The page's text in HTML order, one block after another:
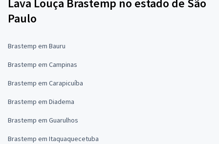
Lava Louça Brastemp no estado de São
Paulo
Brastemp em Bauru
Brastemp em Campinas
Brastemp em Carapicuíba
Brastemp em Diadema
Brastemp em Guarulhos
Brastemp em Itaquaquecetuba